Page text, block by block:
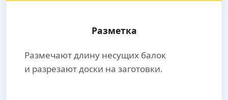
Разметка
Размечают длину несущих балок
и разрезают доски на заготовки.